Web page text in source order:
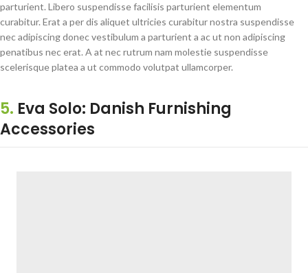
parturient. Libero suspendisse facilisis parturient elementum
curabitur. Erat a per dis aliquet ultricies curabitur nostra suspendisse
nec adipiscing donec vestibulum a parturient a ac ut non adipiscing
penatibus nec erat. A at nec rutrum nam molestie suspendisse
scelerisque platea a ut commodo volutpat ullamcorper.
5. Eva Solo: Danish Furnishing
Accessories